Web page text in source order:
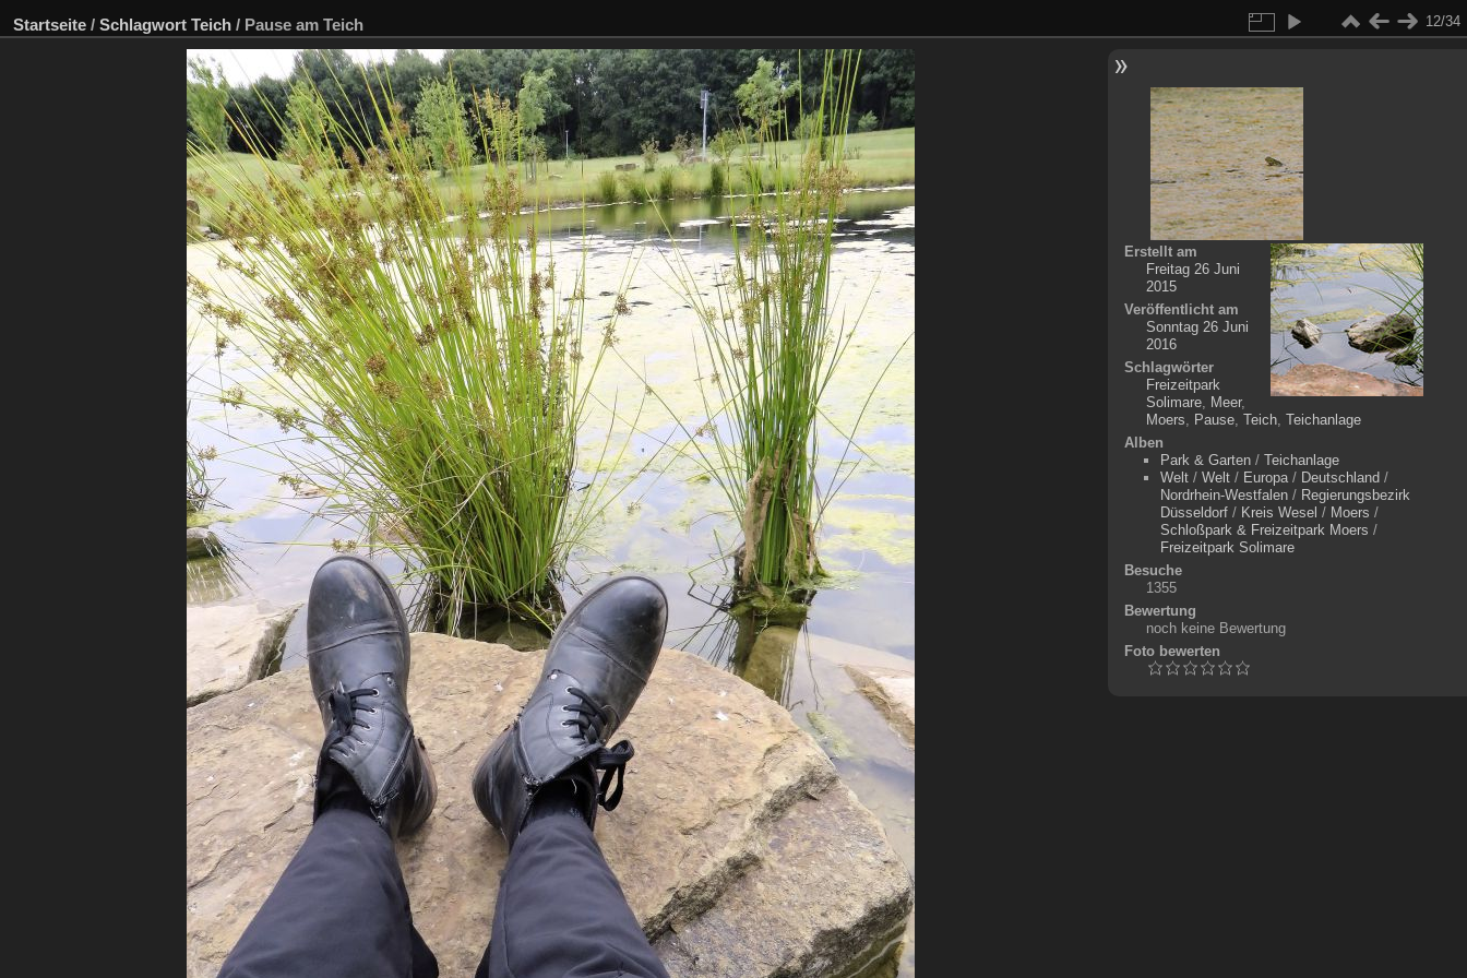
Startseite / Schlagwort Teich / Pause am Teich 12/34
Erstellt am
Freitag 26 Juni
2015
Veröffentlicht am
Sonntag 26 Juni
2016
Schlagwörter
Freizeitpark
Solimare, Meer,
Moers, Pause, Teich, Teichanlage
Alben
Park & Garten/ Teichanlage
Welt/ Welt/ Europa/ Deutschland /
Nordrhein-Westfalen/ Regierungsbezirk
Düsseldorf/ Kreis Wesel / Moers /
Schloßpark & Freizeitpark Moers /
Freizeitpark Solimare
Besuche
1355
Bewertung
noch keine Bewertung
Foto bewerten